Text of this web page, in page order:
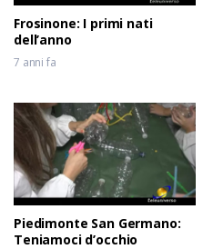
Frosinone: I primi nati
dell’anno
7 anni fa
Piedimonte San Germano:
Teniamoci d’occhio